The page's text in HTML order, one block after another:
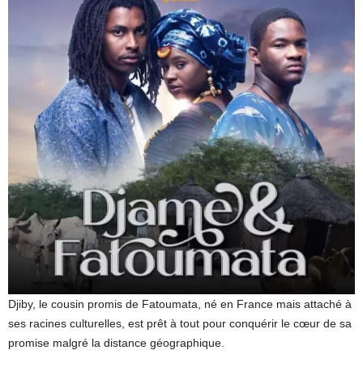
Djiby, le cousin promis de Fatoumata, né en France mais attaché à
ses racines culturelles, est prêt à tout pour conquérir le cœur de sa
promise malgré la distance géographique.